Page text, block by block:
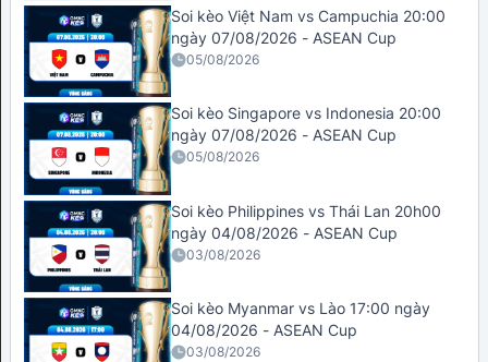
Soi kèo Việt Nam vs Campuchia 20:00
ngày 07/08/2026 - ASEAN Cup
05/08/2026
Soi kèo Singapore vs Indonesia 20:00
ngày 07/08/2026 - ASEAN Cup
05/08/2026
Soi kèo Philippines vs Thái Lan 20h00
ngày 04/08/2026 - ASEAN Cup
03/08/2026
Soi kèo Myanmar vs Lào 17:00 ngày
04/08/2026 - ASEAN Cup
03/08/2026